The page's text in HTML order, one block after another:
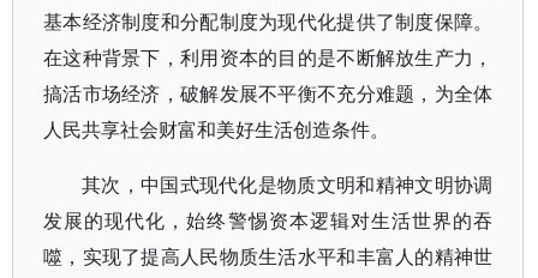
基本经济制度和分配制度为现代化提供了制度保障。
在这种背景下，利用资本的目的是不断解放生产力，
搞活市场经济，破解发展不平衡不充分难题，为全体
人民共享社会财富和美好生活创造条件。
其次，中国式现代化是物质文明和精神文明协调
发展的现代化，始终警惕资本逻辑对生活世界的吞
噬，实现了提高人民物质生活水平和丰富人的精神世